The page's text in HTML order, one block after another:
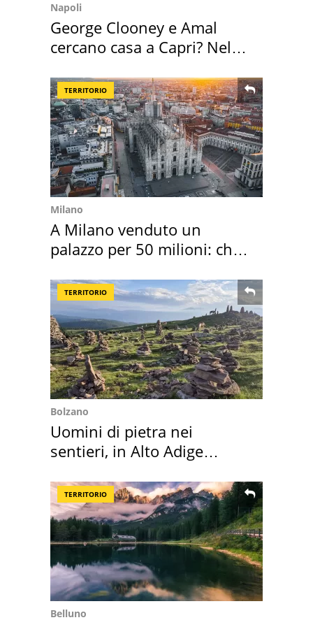
Napoli
George Clooney e Amal
cercano casa a Capri? Nel
TERRITORIO
Milano
A Milano venduto un
palazzo per 50 milioni: chi
TERRITORIO
Bolzano
Uomini di pietra nei
sentieri, in Alto Adige
TERRITORIO
Belluno